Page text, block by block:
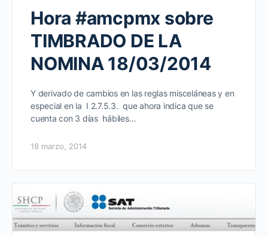
Hora #amcpmx sobre
TIMBRADO DE LA
NOMINA 18/03/2014
Y derivado de cambios en las reglas misceláneas y en
especial en la I 2.7.5.3. que ahora indica que se
cuenta con 3 días hábiles…
18 marzo, 2014